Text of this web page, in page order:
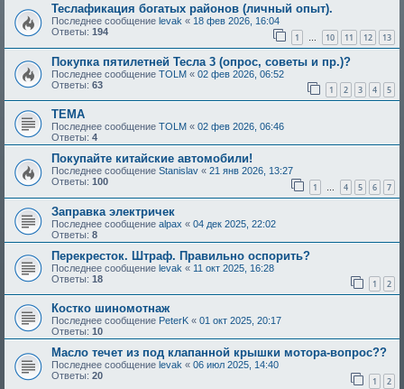
Теслафикация богатых районов (личный опыт).
Последнее сообщение levak « 18 фев 2026, 16:04
Ответы: 194 1 … 10 11 12 13
Покупка пятилетней Тесла 3 (опрос, советы и пр.)?
Последнее сообщение TOLM « 02 фев 2026, 06:52
Ответы: 63 1 2 3 4 5
ТЕМА
Последнее сообщение TOLM « 02 фев 2026, 06:46
Ответы: 4
Покупайте китайские автомобили!
Последнее сообщение Stanislav « 21 янв 2026, 13:27
Ответы: 100 1 … 4 5 6 7
Заправка электричек
Последнее сообщение alpax « 04 дек 2025, 22:02
Ответы: 8
Перекресток. Штраф. Правильно оспорить?
Последнее сообщение levak « 11 окт 2025, 16:28
Ответы: 18 1 2
Костко шиномотнаж
Последнее сообщение PeterK « 01 окт 2025, 20:17
Ответы: 10
Масло течет из под клапанной крышки мотора-вопрос??
Последнее сообщение levak « 06 июл 2025, 14:40
Ответы: 20 1 2